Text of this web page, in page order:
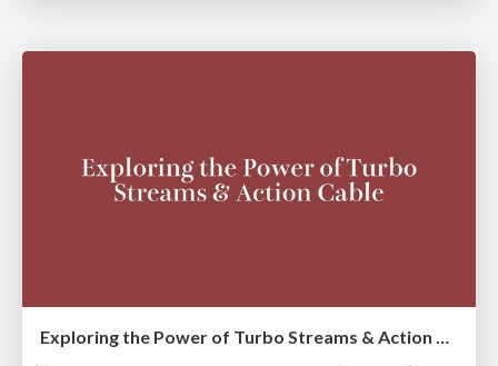
Exploring the Power of Turbo Streams & Action Cable | RailsConf2023